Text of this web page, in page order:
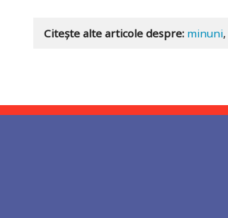
Adaugă în coș Wishlist
Citește alte articole despre: minuni,